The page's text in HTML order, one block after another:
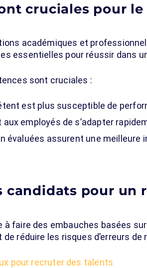
cruciales pour
académiques et
essentielles pour réussir dans
sont cruciales :
est plus susceptible de
employés de s’adapter
évaluées assurent une meilleure
candidats pour un
faire des embauches basées
réduire les risques d’erreurs de
pour recruter des talents